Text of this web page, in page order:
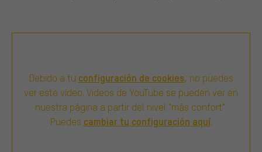
Debido a tu configuración de cookies, no puedes
ver este vídeo. Videos de YouTube se pueden ver en
nuestra página a partir del nivel "más confort".
Puedes cambiar tu configuración aquí.